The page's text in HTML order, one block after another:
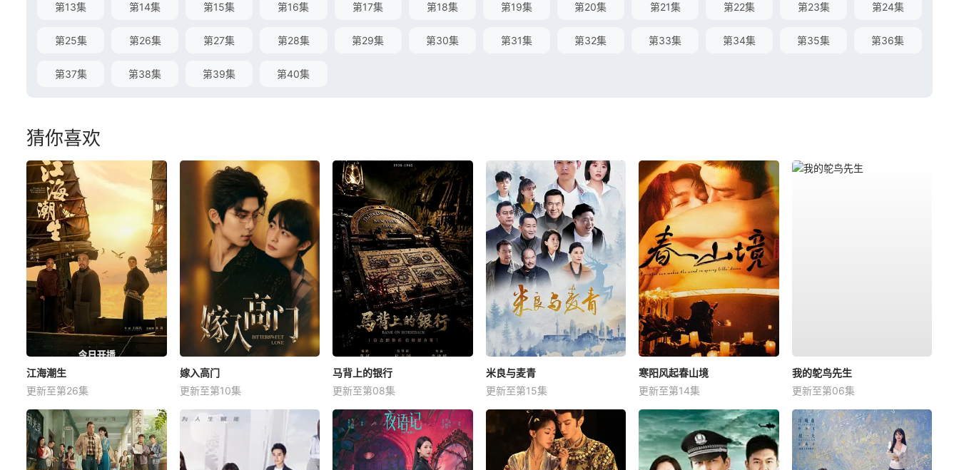
第13集 第14集 第15集 第16集 第17集 第18集 第19集 第20集 第21集 第22集 第23集 第24集
第25集 第26集 第27集 第28集 第29集 第30集 第31集 第32集 第33集 第34集 第35集 第36集
第37集 第38集 第39集 第40集
猜你喜欢
江海潮生
更新至第26集
嫁入高门
更新至第10集
马背上的银行
更新至第08集
米良与麦青
更新至第15集
寒阳风起春山境
更新至第14集
我的鸵鸟先生
更新至第06集